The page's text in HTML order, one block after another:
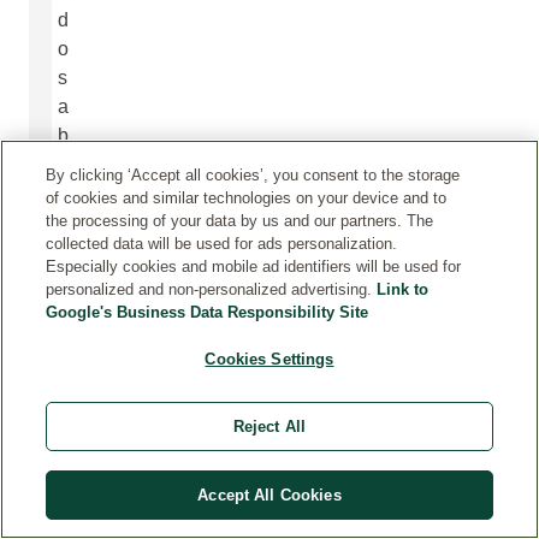
d
o
s
a
b
s
e
d
e
i
d
By clicking ‘Accept all cookies’, you consent to the storage
of cookies and similar technologies on your device and to
the processing of your data by us and our partners. The
collected data will be used for ads personalization.
Especially cookies and mobile ad identifiers will be used for
personalized and non-personalized advertising. Link to
Google's Business Data Responsibility Site
Cookies Settings
Reject All
Accept All Cookies